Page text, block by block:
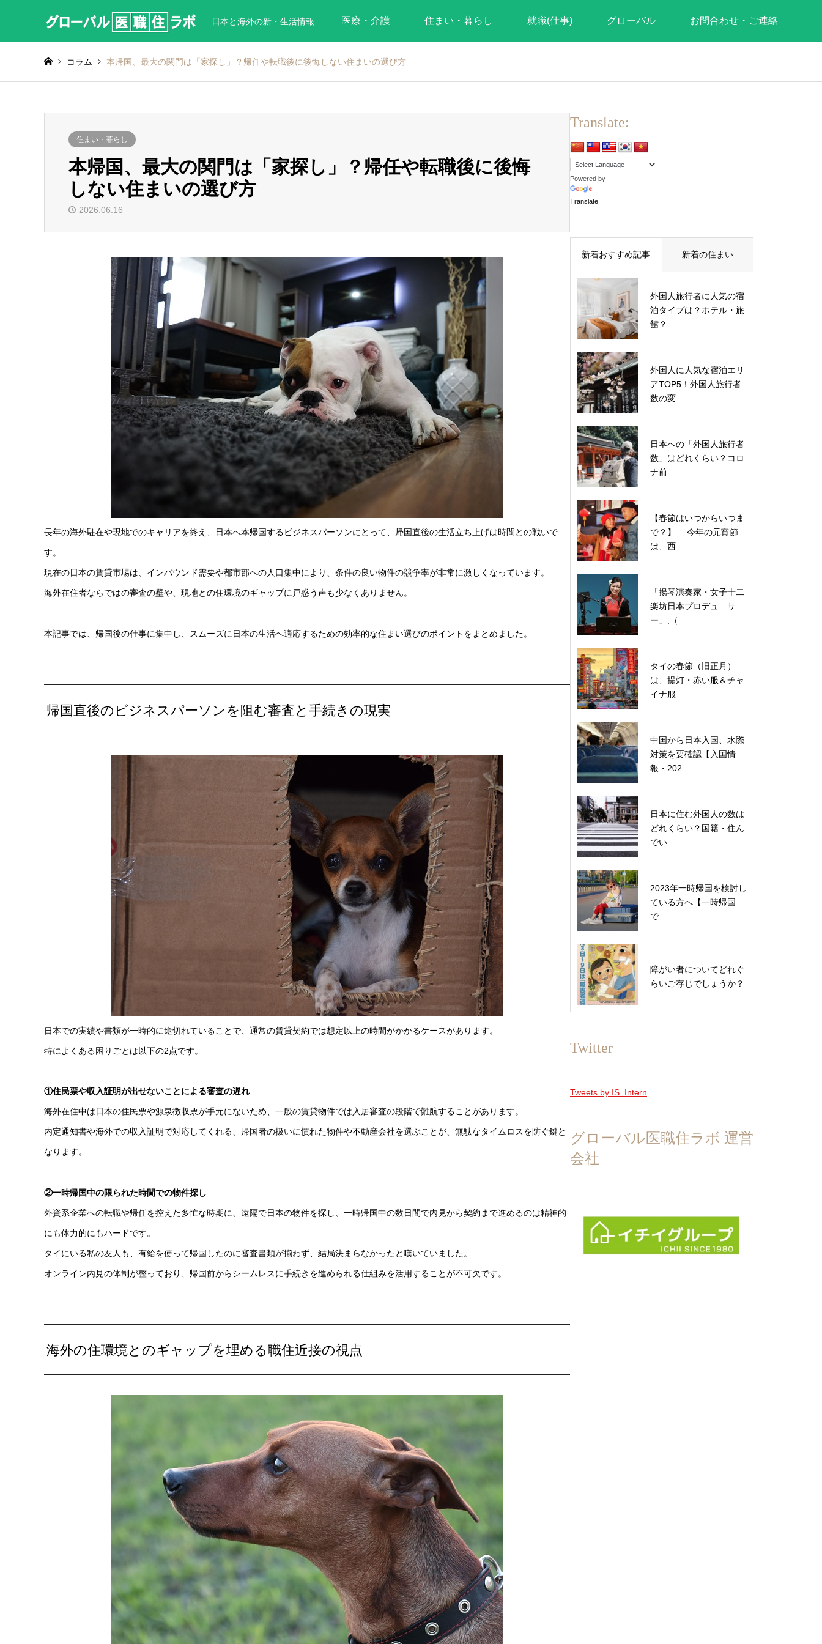
日本と海外の新・生活情報 医療・介護 住まい・暮らし 就職(仕事) グローバル お問合わせ・ご連絡
コラム 本帰国、最大の関門は「家探し」？帰任や転職後に後悔しない住まいの選び方
住まい・暮らし
本帰国、最大の関門は「家探し」？帰任や転職後に後悔
しない住まいの選び方
2026.06.16
長年の海外駐在や現地でのキャリアを終え、日本へ本帰国するビジネスパーソンにとって、帰国直後の生活立ち上げは時間との戦いで
す。
現在の日本の賃貸市場は、インバウンド需要や都市部への人口集中により、条件の良い物件の競争率が非常に激しくなっています。
海外在住者ならではの審査の壁や、現地との住環境のギャップに戸惑う声も少なくありません。
本記事では、帰国後の仕事に集中し、スムーズに日本の生活へ適応するための効率的な住まい選びのポイントをまとめました。
帰国直後のビジネスパーソンを阻む審査と手続きの現実
日本での実績や書類が一時的に途切れていることで、通常の賃貸契約では想定以上の時間がかかるケースがあります。
特によくある困りごとは以下の2点です。
①住民票や収入証明が出せないことによる審査の遅れ
海外在住中は日本の住民票や源泉徴収票が手元にないため、一般の賃貸物件では入居審査の段階で難航することがあります。
内定通知書や海外での収入証明で対応してくれる、帰国者の扱いに慣れた物件や不動産会社を選ぶことが、無駄なタイムロスを防ぐ鍵と
なります。
②一時帰国中の限られた時間での物件探し
外資系企業への転職や帰任を控えた多忙な時期に、遠隔で日本の物件を探し、一時帰国中の数日間で内見から契約まで進めるのは精神的
にも体力的にもハードです。
タイにいる私の友人も、有給を使って帰国したのに審査書類が揃わず、結局決まらなかったと嘆いていました。
オンライン内見の体制が整っており、帰国前からシームレスに手続きを進められる仕組みを活用することが不可欠です。
海外の住環境とのギャップを埋める職住近接の視点
Translate:
Powered by
Translate
新着おすすめ記事 新着の住まい
外国人旅行者に人気の宿
泊タイプは？ホテル・旅
館？…
外国人に人気な宿泊エリ
アTOP5！外国人旅行者
数の変…
日本への「外国人旅行者
数」はどれくらい？コロ
ナ前…
【春節はいつからいつま
で？】 ―今年の元宵節
は、西…
「揚琴演奏家・女子十二
楽坊日本プロデュ―サ
ー」,（…
タイの春節（旧正月）
は、提灯・赤い服＆チャ
イナ服…
中国から日本入国、水際
対策を要確認【入国情
報・202…
日本に住む外国人の数は
どれくらい？国籍・住ん
でい…
2023年一時帰国を検討し
ている方へ【​​​​​一時帰国
で…
障がい者についてどれぐ
らいご存じでしょうか？
Twitter
Tweets by IS_Intern
グローバル医職住ラボ 運営
会社